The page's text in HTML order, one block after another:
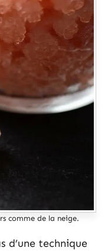
comme de la neige.
d’une technique